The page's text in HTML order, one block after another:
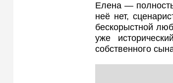
Елена —
неё нет,
бескорыстной
уже
собственного